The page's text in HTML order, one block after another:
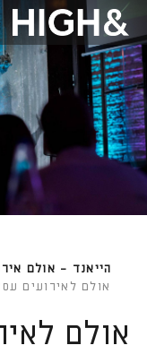
תחילתו
של
דף
אינטרנט,
לחץ
אנטר
כדי
לעבור
לאזור
תוכן
הייאנד - אולם
אולם